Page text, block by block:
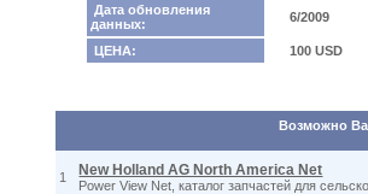
Дата обновления
данных:
6/2009
ЦЕНА: 100 USD
Возможно
1 New Holland AG North America Net
Power View Net, каталог запчастей для